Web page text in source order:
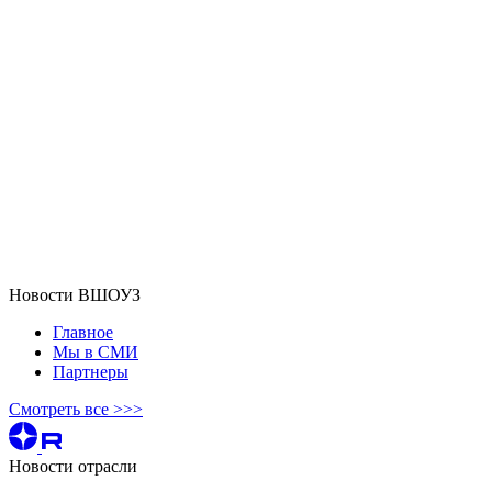
Новости ВШОУЗ
Главное
Мы в СМИ
Партнеры
Смотреть все >>>
Новости отрасли